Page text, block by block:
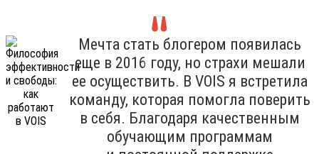
Мечта стать блогером появилась
еще в 2016 году, но страхи мешали
ее осуществить. В VOIS я встретила
команду, которая помогла поверить
в себя. Благодаря качественным
обучающим программам